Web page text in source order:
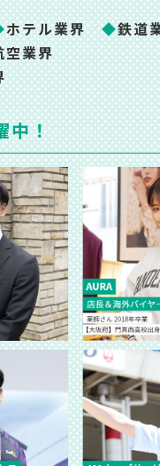
ホテル業界◆鉄
空業界
中！